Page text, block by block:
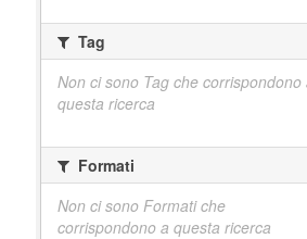
Tag
Non ci sono Tag che corrispondono
questa ricerca
Formati
Non ci sono Formati che
corrispondono a questa ricerca